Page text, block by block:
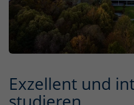
Exzellent und